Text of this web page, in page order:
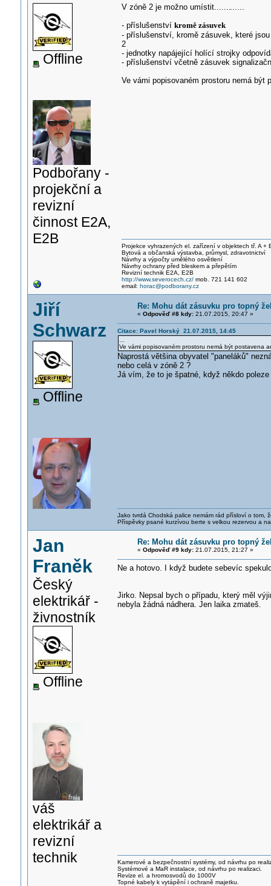
Offline
Podbořany -
projekční a
revizní
činnost E2A,
E2B
V zóně 2 je možno umístit.............
- příslušenství kromě zásuvek
- příslušenství, kromě zásuvek, které
2
- jednotky napájející holící strojky
- příslušenství včetně zásuvek
Ve vámi popisovaném prostoru nemá být
Projekce vyhrazených el. zařízení v objektech tř. A +
Bytová a občanská výstavba, průmysl, zdravotnictví
Návrhy a výpočty umělého osvětlení
Návrhy ochrany před bleskem a přepětím
Revizní technik E2A, E2B
http://www.severocech.cz/mob. 721 141 602
email: horac@podborany.cz
Jiří
Schwarz
Offline
Re: Mohu dát zásuvku pro topný
« Odpověď #8 kdy:21.07.2015, 20:47 »
Citace: Pavel Horský 21.07.2015, 14:45
Ve vámi popisovaném prostoru nemá být postavena
Naprostá většina obyvatel "paneláků"
nebo celá v zóně 2 ?
Já vím, že to je špatné, když někdo
Jako tvrdá Chodská palice nemám rád přísloví o tom,
Příspěvky psané kurzívou berte s velkou rezervou a
Jan
Franěk
Český
elektrikář -
živnostník
Offline
váš
elektrikář a
revizní
technik
Re: Mohu dát zásuvku pro topný
« Odpověď #9 kdy:21.07.2015, 21:27 »
Ne a hotovo. I když budete sebevíc
Jirko. Nepsal bych o případu, který měl
nebyla žádná nádhera. Jen laika zmateš.
Kamerové a bezpečnostní systémy, od návrhu po
Systémové a MaR instalace, od návrhu po realizaci.
Revize el. a hromosvodů do 1000V
Topné kabely k vytápění i ochraně majetku.